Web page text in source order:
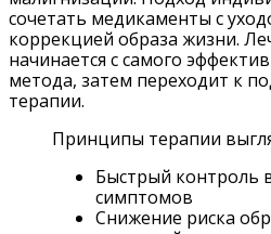
сочетать медикаменты с
коррекцией образа жизни.
начинается с самого
метода, затем переходит к
терапии.
Принципы терапии
Быстрый контроль
симптомов
Снижение риска